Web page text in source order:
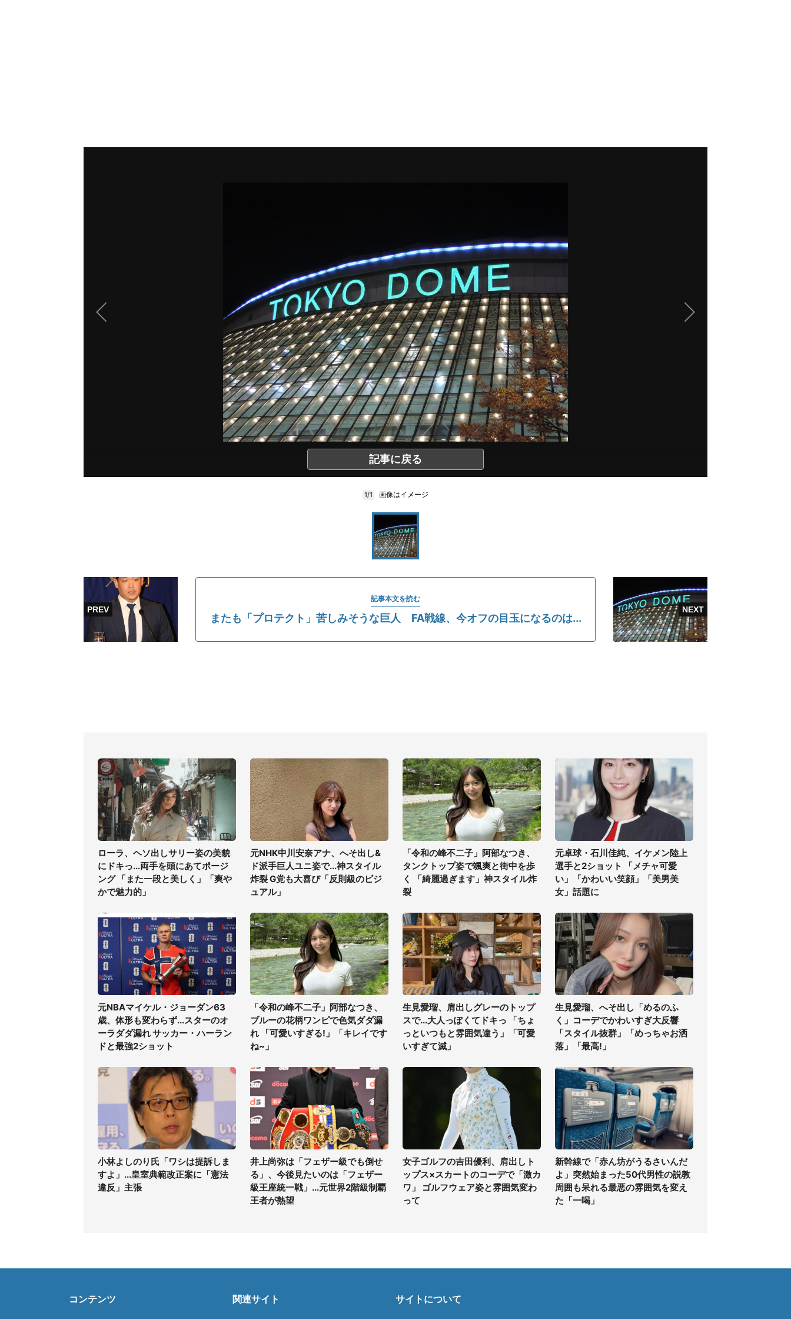
記事に戻る
1/1 画像はイメージ
記事本文を読む
またも「プロテクト」苦しみそうな巨人 FA戦線、今オフの目玉になるのは...
ローラ、ヘソ出しサリー姿の美貌
にドキっ...両手を頭にあてポージ
ング 「また一段と美しく」「爽や
かで魅力的」
元NHK中川安奈アナ、へそ出し&
ド派手巨人ユニ姿で...神スタイル
炸裂 G党も大喜び「反則級のビジ
ュアル」
「令和の峰不二子」阿部なつき、
タンクトップ姿で颯爽と街中を歩
く 「綺麗過ぎます」神スタイル炸
裂
元卓球・石川佳純、イケメン陸上
選手と2ショット 「メチャ可愛
い」「かわいい笑顔」「美男美
女」話題に
元NBAマイケル・ジョーダン63
歳、体形も変わらず...スターのオ
ーラダダ漏れ サッカー・ハーラン
ドと最強2ショット
「令和の峰不二子」阿部なつき、
ブルーの花柄ワンピで色気ダダ漏
れ 「可愛いすぎる!」「キレイです
ね~」
生見愛瑠、肩出しグレーのトップ
スで...大人っぽくてドキっ 「ちょ
っといつもと雰囲気違う」「可愛
いすぎて滅」
生見愛瑠、へそ出し「めるのふ
く」コーデでかわいすぎ大反響
「スタイル抜群」「めっちゃお洒
落」「最高!」
小林よしのり氏「ワシは提訴しま
すよ」...皇室典範改正案に「憲法
違反」主張
井上尚弥は「フェザー級でも倒せ
る」、今後見たいのは「フェザー
級王座統一戦」...元世界2階級制覇
王者が熱望
女子ゴルフの吉田優利、肩出しト
ップス×スカートのコーデで「激カ
ワ」 ゴルフウェア姿と雰囲気変わ
って
新幹線で「赤ん坊がうるさいんだ
よ」突然始まった50代男性の説教
周囲も呆れる最悪の雰囲気を変え
た「一喝」
コンテンツ 関連サイト サイトについて